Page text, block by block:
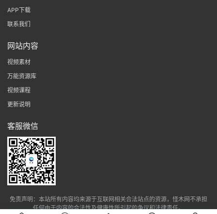
APP下载
联系我们
网站内容
视频素材
万能资源库
视频课程
更新说明
客服微信
免责声明：本站所有内容均来源于互联网相关合法站点的资源，怪木网不承担
任何由于内容的合法性及健康性所引起的争议和法律责任。